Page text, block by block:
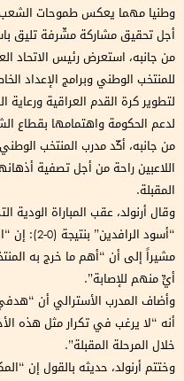
وطنيا مهما يعكس طموحات
أجل تحقيق مشاركة مشّرفة تليق
من جانبه، استعرض رئيس الاتحاد
للمنتخب الوطني وبرامج الإعداد
لتطوير كرة القدم العراقية
لدعم الحكومة واهتمامها بقطاع
من جانبه، أكّد مدرب المنتخب
اللاعبين راحة من أجل تصفية
المقبلة.
وقال أرنولد، عقب المباراة الودية
“أسود
مشيراً إلى أن “أهم ما خرج به
أيٍّ منهم للإصابة”.
وأضاف المدرب الأسترالي أن “هدفي
أنه “لا يرغب في تكرار مثل هذه
خلال المرحلة المقبلة”.
وختتم أرنولد، حديثه بالقول إن